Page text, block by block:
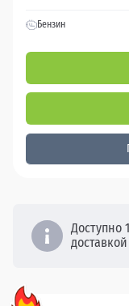
Бензин
Доступно